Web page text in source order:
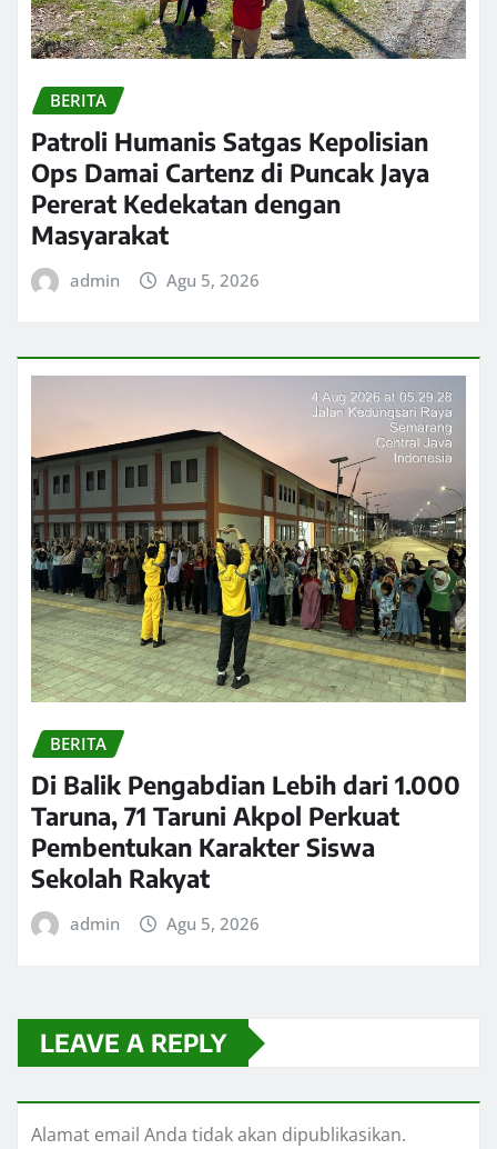
BERITA
Patroli Humanis Satgas Kepolisian
Ops Damai Cartenz di Puncak Jaya
Pererat Kedekatan dengan
Masyarakat
admin Agu 5, 2026
BERITA
Di Balik Pengabdian Lebih dari 1.000
Taruna, 71 Taruni Akpol Perkuat
Pembentukan Karakter Siswa
Sekolah Rakyat
admin Agu 5, 2026
LEAVE A REPLY
Alamat email Anda tidak akan dipublikasikan.